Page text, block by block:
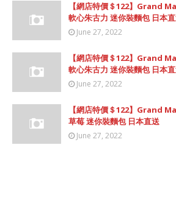
【網店特價＄122】Grand
軟心朱古力 迷你裝麵包 日本
June 27, 2022
【網店特價＄122】Grand
軟心朱古力 迷你裝麵包 日本
June 27, 2022
【網店特價＄122】Grand
草莓 迷你裝麵包 日本直送
June 27, 2022